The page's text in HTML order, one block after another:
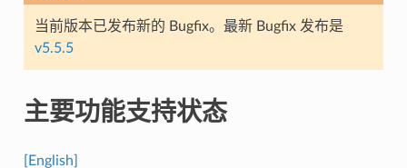
当前版本已发布新的 Bugfix。最新 Bugfix 发布是
v5.5.5
主要功能支持状态
[English]